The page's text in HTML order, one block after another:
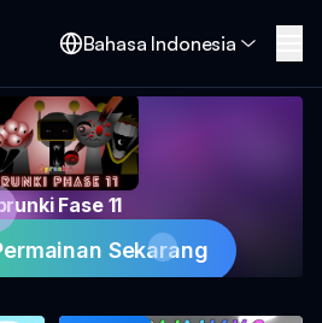
Bahasa Indonesia
Fase 11
Sekarang